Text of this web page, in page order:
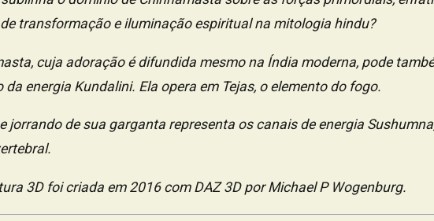
transformação e iluminação espiritual na mitologia hindu?
cuja adoração é difundida mesmo na Índia moderna, pode
da energia Kundalini. Ela opera em Tejas, o elemento do fogo.
jorrando de sua garganta representa os canais de energia
3D foi criada em 2016 com DAZ 3D por Michael P Wogenburg.